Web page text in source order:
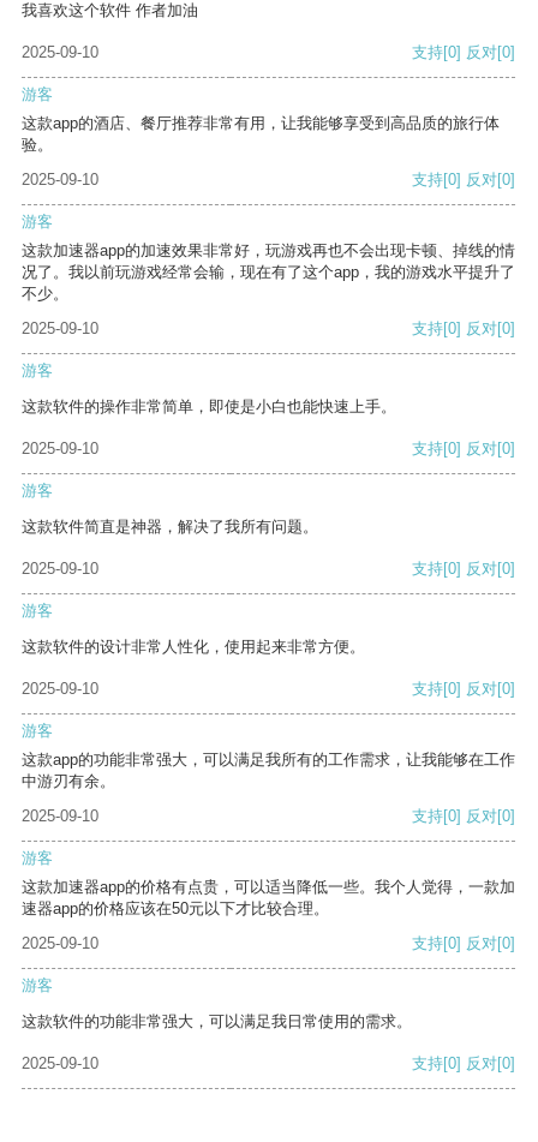
我喜欢这个软件 作者加油
2025-09-10 支持[0] 反对[0]
游客
这款app的酒店、餐厅推荐非常有用，让我能够享受到高品质的旅行体
验。
2025-09-10
支持[0] 反对[0]
游客
这款加速器app的加速效果非常好，玩游戏再也不会出现卡顿、掉线的情
况了。我以前玩游戏经常会输，现在有了这个app，我的游戏水平提升了
不少。
2025-09-10
支持[0] 反对[0]
游客
这款软件的操作非常简单，即使是小白也能快速上手。
2025-09-10 支持[0] 反对[0]
游客
这款软件简直是神器，解决了我所有问题。
2025-09-10 支持[0] 反对[0]
游客
这款软件的设计非常人性化，使用起来非常方便。
2025-09-10 支持[0] 反对[0]
游客
这款app的功能非常强大，可以满足我所有的工作需求，让我能够在工作
中游刃有余。
2025-09-10
支持[0] 反对[0]
游客
这款加速器app的价格有点贵，可以适当降低一些。我个人觉得，一款加
速器app的价格应该在50元以下才比较合理。
2025-09-10
支持[0] 反对[0]
游客
这款软件的功能非常强大，可以满足我日常使用的需求。
2025-09-10 支持[0] 反对[0]